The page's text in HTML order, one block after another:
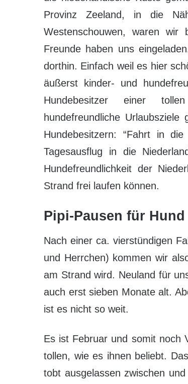
Provinz Zeeland, in die
Westenschouwen, waren wir
Freunde haben uns
dorthin. Einfach weil es hier
äußerst kinder- und
Hundebesitzer einer
hundefreundliche
Hundebesitzern: “Fahrt in
Tagesausflug in die
Hundefreundlichkeit der
Strand frei laufen können.
Pipi-Pausen für
Nach einer ca. vierstündigen
und Herrchen) kommen wir
am Strand wird. Neuland für
auch erst sieben Monate alt.
ist es nicht so weit.
Es ist Februar und somit noch
tollen, wie es ihnen beliebt.
tobt ausgelassen zwischen